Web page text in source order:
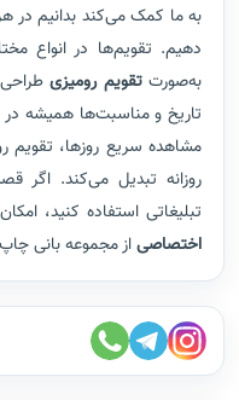
به ما کمک می‌کند بدانیم در
دهیم. تقویم‌ها در انواع
به‌صورتتقویم رومیزیطراحی
تاریخ و مناسبت‌ها همیشه
مشاهده سریع روزها، تقویم
روزانه تبدیل می‌کند. اگر
تبلیغاتی استفاده کنید، امکان
اختصاصیاز مجموعه بانی